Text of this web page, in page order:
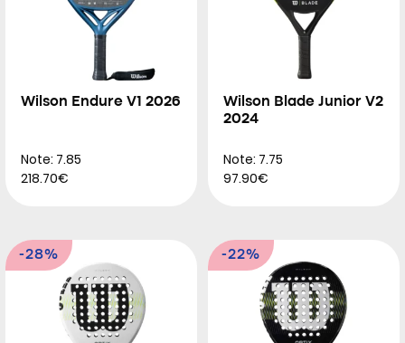
Wilson Endure V1 2026
Note: 7.85
218.70€
Wilson Blade Junior V2
2024
Note: 7.75
97.90€
-28% -22%